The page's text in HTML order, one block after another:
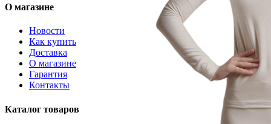
О магазине
Новости
Как купить
Доставка
О магазине
Гарантия
Контакты
Каталог товаров